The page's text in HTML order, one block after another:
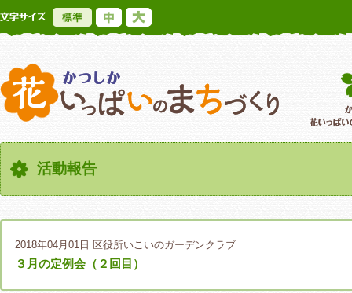
標準
かつしか花い
活動報告
2018年04月01日 区役所いこいのガーデンクラブ
３月の定例会（２回目）